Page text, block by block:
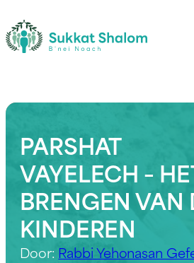
PARSHAT
VAYELECH –
BRENGEN VAN
KINDEREN
Door: Rabbi Yehonasan